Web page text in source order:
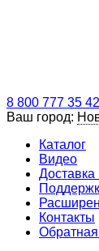
8 800 777 35 42
Ваш город:
Каталог
Видео
Доставка
Контакты
Обратная